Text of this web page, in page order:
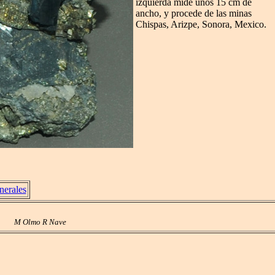
izquierda mide unos 15 cm de
ancho, y procede de las minas
Chispas, Arizpe, Sonora, Mexico.
M Olmo R Nave